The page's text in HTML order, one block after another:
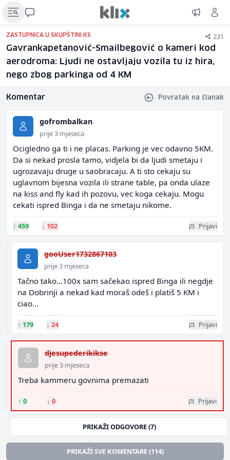
ZASTUPNICA U SKUPŠTINI KS 231
Gavrankapetanović-Smailbegović o kameri kod
aerodroma: Ljudi ne ostavljaju vozila tu iz hira,
nego zbog parkinga od 4 KM
Komentar Povratak na članak
gofrombalkan
prije 3 mjeseca
Ocigledno ga ti i ne placas. Parking je vec odavno 5KM.
Da si nekad prosla tamo, vidjela bi da ljudi smetaju i
ugrozavaju druge u saobracaju. A ti sto cekaju su
uglavnom bijesna vozila ili strane table, pa onda ulaze
na kiss and fly kad ih pozovu, vec koga cekaju. Mogu
cekati ispred Binga i da ne smetaju nikome.
↑ 459 ↓ 102 Prijavi
gooUser1732867103
prije 3 mjeseca
Tačno tako...100x sam sačekao ispred Binga ili negdje
na Dobrinji a nekad kad moraš odeš i platiš 5 KM i
ciao...
↑ 179 ↓ 24 Prijavi
djesupederikikse
prije 3 mjeseca
Treba kammeru govnima premazati
↑ 0 ↓ 0 Prijavi
PRIKAŽI ODGOVORE (7)
PRIKAŽI SVE KOMENTARE (114)